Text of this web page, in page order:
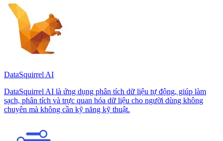
DataSquirrel AI
DataSquirrel AI là ứng dụng phân tích dữ liệu tự động, giúp làm
sạch, phân tích và trực quan hóa dữ liệu cho người dùng không
chuyên mà không cần kỹ năng kỹ thuật.